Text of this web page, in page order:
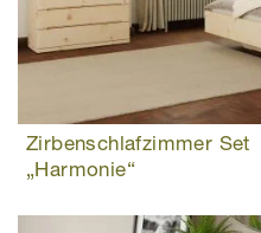
Zirbenschlafzimmer Set
„Harmonie“